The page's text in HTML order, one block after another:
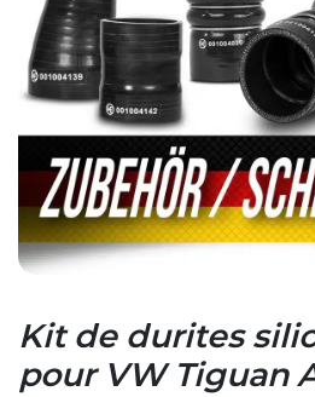
Kit de durites
pour VW Tiguan